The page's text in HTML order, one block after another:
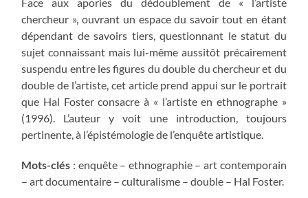
chercheur », ouvrant un espace du savoir tout en étant
dépendant de savoirs tiers, questionnant le statut du
sujet connaissant mais lui-même aussitôt précairement
suspendu entre les figures du double du chercheur et du
double de l’artiste, cet article prend appui sur le portrait
que Hal Foster consacre à « l’artiste en ethnographe »
(1996). L’auteur y voit une introduction, toujours
pertinente, à l’épistémologie de l’enquête artistique.
Mots-clés : enquête – ethnographie – art contemporain
– art documentaire – culturalisme – double – Hal Foster.